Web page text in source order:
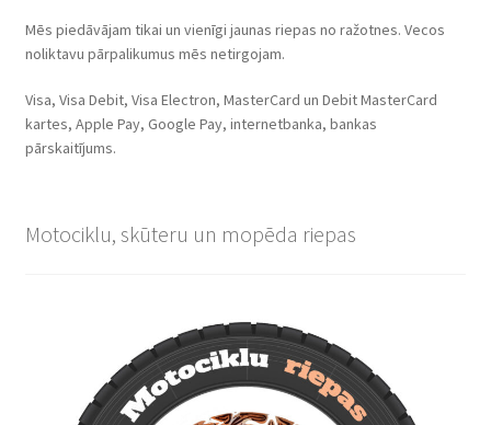
Mēs piedāvājam tikai un vienīgi jaunas riepas no ražotnes. Vecos
noliktavu pārpalikumus mēs netirgojam.
Visa, Visa Debit, Visa Electron, MasterCard un Debit MasterCard
kartes, Apple Pay, Google Pay, internetbanka, bankas
pārskaitījums.
Motociklu, skūteru un mopēda riepas